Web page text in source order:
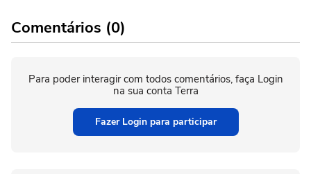
Comentários (0)
Para poder interagir com todos comentários, faça Login
na sua conta Terra
Fazer Login para participar